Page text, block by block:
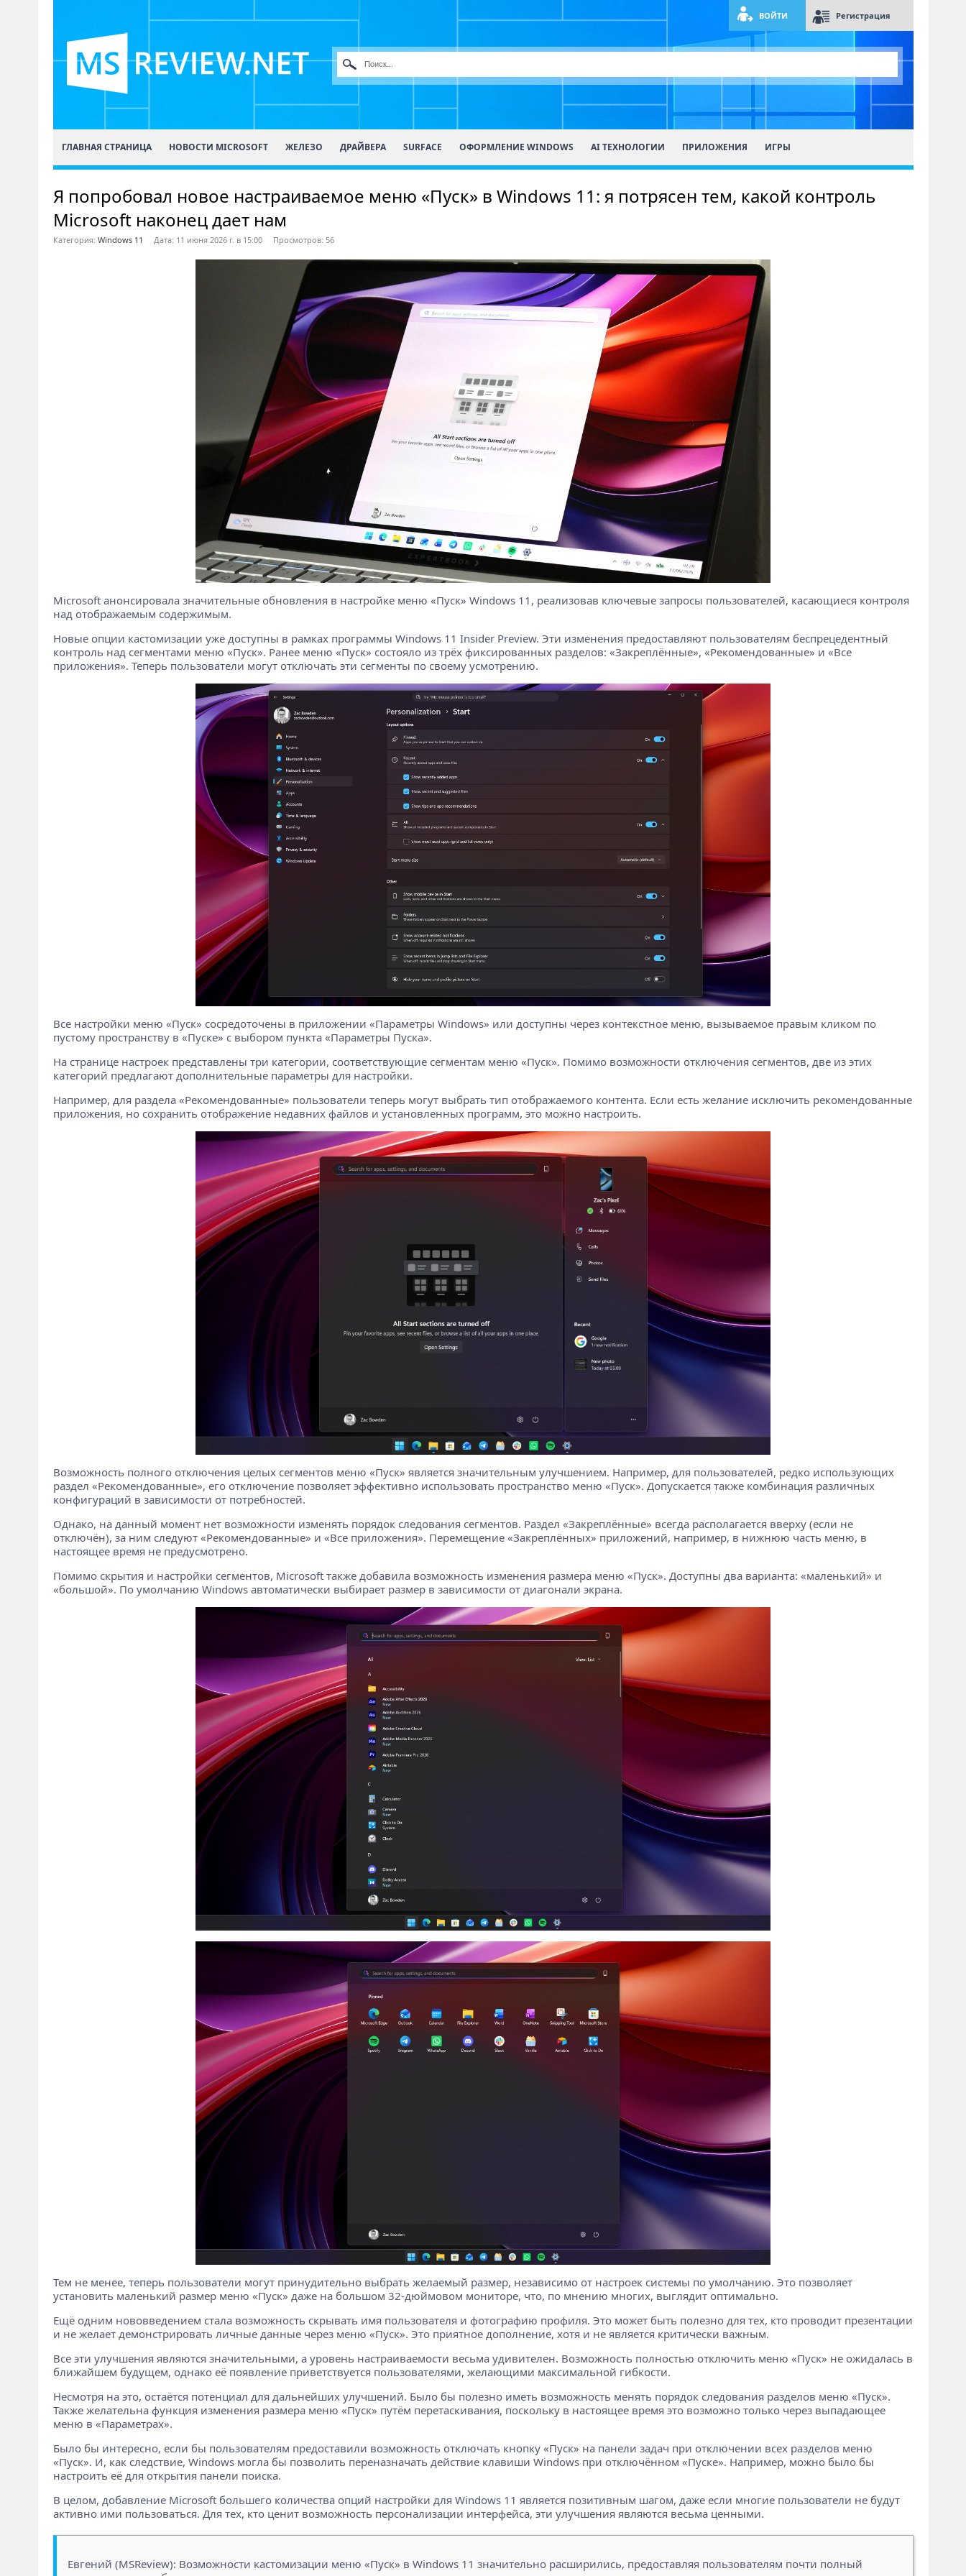
ВОЙТИ Регистрация
ГЛАВНАЯ СТРАНИЦА НОВОСТИ MICROSOFT ЖЕЛЕЗО ДРАЙВЕРА SURFACE ОФОРМЛЕНИЕ WINDOWS AI ТЕХНОЛОГИИ ПРИЛОЖЕНИЯ ИГРЫ
Я попробовал новое настраиваемое меню «Пуск» в Windows 11: я потрясен тем, какой контроль
Microsoft наконец дает нам
Категория: Windows 11 Дата: 11 июня 2026 г. в 15:00 Просмотров: 56
Microsoft анонсировала значительные обновления в настройке меню «Пуск» Windows 11, реализовав ключевые запросы пользователей, касающиеся контроля
над отображаемым содержимым.
Новые опции кастомизации уже доступны в рамках программы Windows 11 Insider Preview. Эти изменения предоставляют пользователям беспрецедентный
контроль над сегментами меню «Пуск». Ранее меню «Пуск» состояло из трёх фиксированных разделов: «Закреплённые», «Рекомендованные» и «Все
приложения». Теперь пользователи могут отключать эти сегменты по своему усмотрению.
Все настройки меню «Пуск» сосредоточены в приложении «Параметры Windows» или доступны через контекстное меню, вызываемое правым кликом по
пустому пространству в «Пуске» с выбором пункта «Параметры Пуска».
На странице настроек представлены три категории, соответствующие сегментам меню «Пуск». Помимо возможности отключения сегментов, две из этих
категорий предлагают дополнительные параметры для настройки.
Например, для раздела «Рекомендованные» пользователи теперь могут выбрать тип отображаемого контента. Если есть желание исключить рекомендованные
приложения, но сохранить отображение недавних файлов и установленных программ, это можно настроить.
Возможность полного отключения целых сегментов меню «Пуск» является значительным улучшением. Например, для пользователей, редко использующих
раздел «Рекомендованные», его отключение позволяет эффективно использовать пространство меню «Пуск». Допускается также комбинация различных
конфигураций в зависимости от потребностей.
Однако, на данный момент нет возможности изменять порядок следования сегментов. Раздел «Закреплённые» всегда располагается вверху (если не
отключён), за ним следуют «Рекомендованные» и «Все приложения». Перемещение «Закреплённых» приложений, например, в нижнюю часть меню, в
настоящее время не предусмотрено.
Помимо скрытия и настройки сегментов, Microsoft также добавила возможность изменения размера меню «Пуск». Доступны два варианта: «маленький» и
«большой». По умолчанию Windows автоматически выбирает размер в зависимости от диагонали экрана.
Тем не менее, теперь пользователи могут принудительно выбрать желаемый размер, независимо от настроек системы по умолчанию. Это позволяет
установить маленький размер меню «Пуск» даже на большом 32-дюймовом мониторе, что, по мнению многих, выглядит оптимально.
Ещё одним нововведением стала возможность скрывать имя пользователя и фотографию профиля. Это может быть полезно для тех, кто проводит презентации
и не желает демонстрировать личные данные через меню «Пуск». Это приятное дополнение, хотя и не является критически важным.
Все эти улучшения являются значительными, а уровень настраиваемости весьма удивителен. Возможность полностью отключить меню «Пуск» не ожидалась в
ближайшем будущем, однако её появление приветствуется пользователями, желающими максимальной гибкости.
Несмотря на это, остаётся потенциал для дальнейших улучшений. Было бы полезно иметь возможность менять порядок следования разделов меню «Пуск».
Также желательна функция изменения размера меню «Пуск» путём перетаскивания, поскольку в настоящее время это возможно только через выпадающее
меню в «Параметрах».
Было бы интересно, если бы пользователям предоставили возможность отключать кнопку «Пуск» на панели задач при отключении всех разделов меню
«Пуск». И, как следствие, Windows могла бы позволить переназначать действие клавиши Windows при отключённом «Пуске». Например, можно было бы
настроить её для открытия панели поиска.
В целом, добавление Microsoft большего количества опций настройки для Windows 11 является позитивным шагом, даже если многие пользователи не будут
активно ими пользоваться. Для тех, кто ценит возможность персонализации интерфейса, эти улучшения являются весьма ценными.
Евгений (MSReview): Возможности кастомизации меню «Пуск» в Windows 11 значительно расширились, предоставляя пользователям почти полный